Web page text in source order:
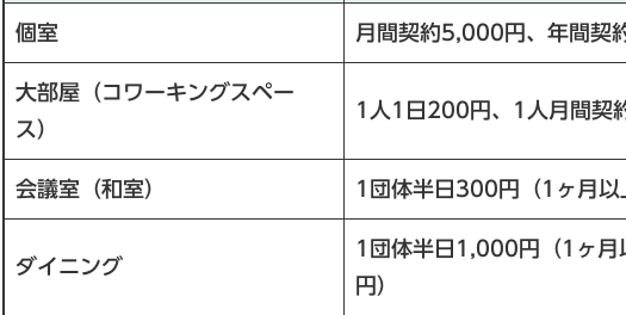
個室 月間契約5,000円、年間契
大部屋（コワーキングスペー
ス）
1人1日200円、1人月間契
会議室（和室） 1団体半日300円（1ヶ月以
ダイニング
1団体半日1,000円（1ヶ月
円）